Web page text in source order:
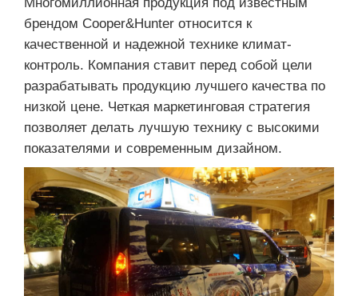
Многомиллионная продукция под известным
брендом Cooper&Hunter относится к
качественной и надежной технике климат-
контроль. Компания ставит перед собой цели
разрабатывать продукцию лучшего качества по
низкой цене. Четкая маркетинговая стратегия
позволяет делать лучшую технику с высокими
показателями и современным дизайном.